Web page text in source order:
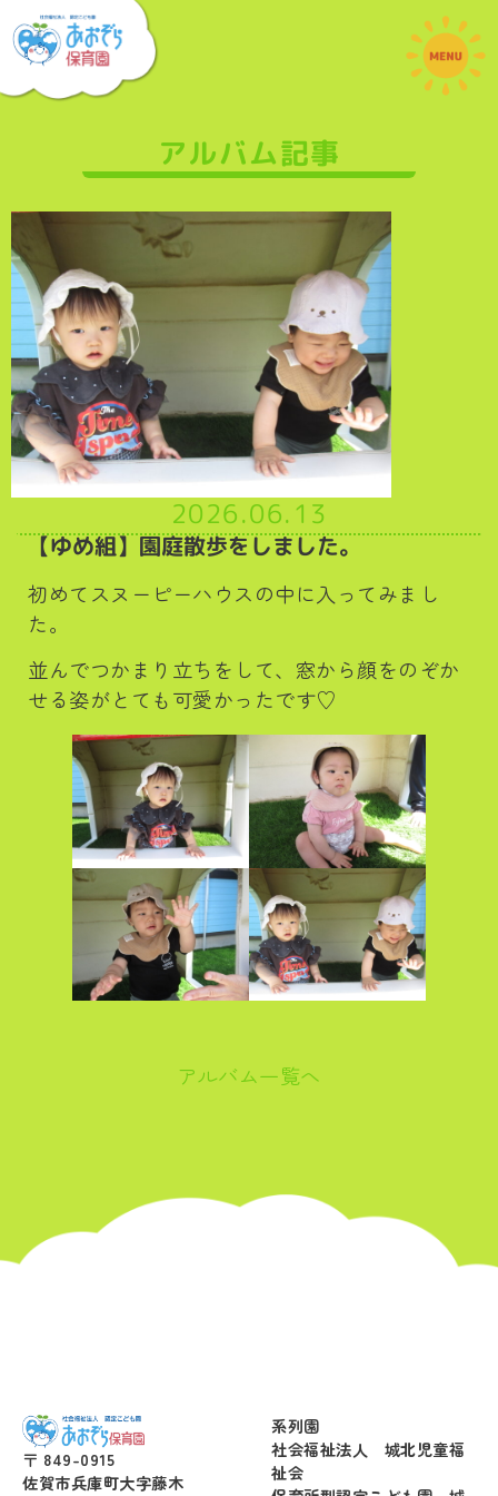
アルバム記事
2026.06.13
【ゆめ組】園庭散歩をしました。
初めてスヌーピーハウスの中に入ってみまし
た。
並んでつかまり立ちをして、窓から顔をのぞか
せる姿がとても可愛かったです♡
アルバム一覧へ
〒 849-0915
佐賀市兵庫町大字藤木
系列園
社会福祉法人 城北児童福
祉会